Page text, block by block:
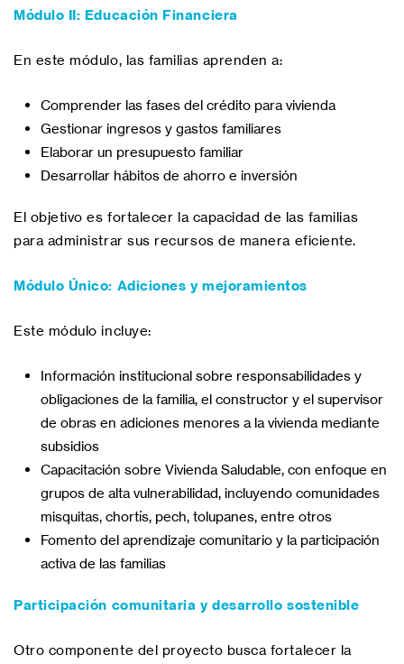
Módulo II: Educación Financiera
En este módulo, las familias aprenden a:
Comprender las fases del crédito para vivienda
Gestionar ingresos y gastos familiares
Elaborar un presupuesto familiar
Desarrollar hábitos de ahorro e inversión
El objetivo es fortalecer la capacidad de las familias
para administrar sus recursos de manera eficiente.
Módulo Único: Adiciones y mejoramientos
Este módulo incluye:
Información institucional sobre responsabilidades y
obligaciones de la familia, el constructor y el supervisor
de obras en adiciones menores a la vivienda mediante
subsidios
Capacitación sobre Vivienda Saludable, con enfoque en
grupos de alta vulnerabilidad, incluyendo comunidades
misquitas, chortís, pech, tolupanes, entre otros
Fomento del aprendizaje comunitario y la participación
activa de las familias
Participación comunitaria y desarrollo sostenible
Otro componente del proyecto busca fortalecer la